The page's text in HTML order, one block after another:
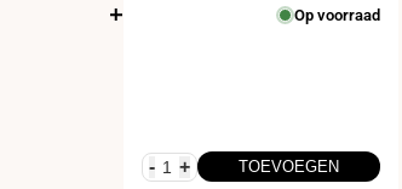
Op voorraad
- + TOEVOEGEN